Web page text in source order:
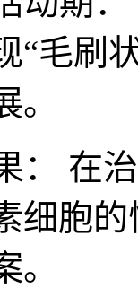
“毛刷
： 在
细胞